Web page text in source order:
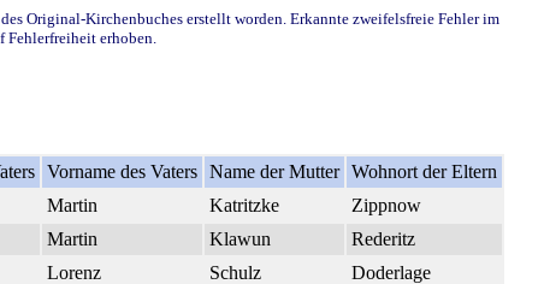
Original-Kirchenbuches erstellt worden. Erkannte zweifelsfreie Fehler im
erhoben.
Vorname des Vaters Name der Mutter Wohnort der Eltern
Martin Katritzke
Zippnow
Martin Klawun
Rederitz
Lorenz Schulz Doderlage